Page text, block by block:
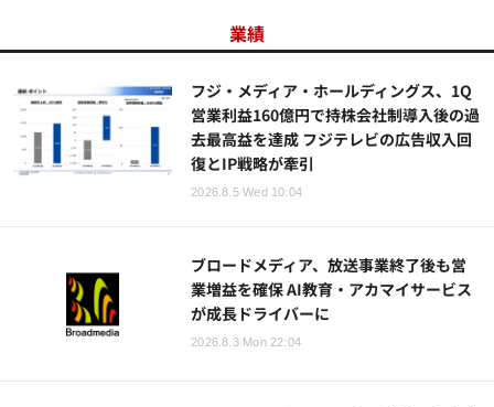
業績
フジ・メディア・ホールディングス、1Q
営業利益160億円で持株会社制導入後の過
去最高益を達成 フジテレビの広告収入回
復とIP戦略が牽引
2026.8.5 Wed 10:04
ブロードメディア、放送事業終了後も営
業増益を確保 AI教育・アカマイサービス
が成長ドライバーに
2026.8.3 Mon 22:04